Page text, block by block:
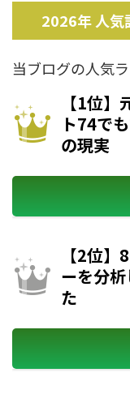
2026年 人気
当ブログの人気ラ
【1位
ト74で
の現実
【2位
ーを分
た